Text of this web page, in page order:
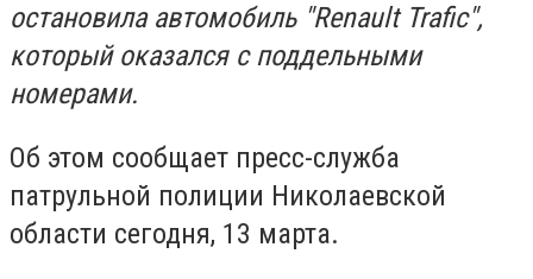
остановила автомобиль "Renault Trafic",
который оказался с поддельными
номерами.
Об этом сообщает пресс-служба
патрульной полиции Николаевской
области сегодня, 13 марта.